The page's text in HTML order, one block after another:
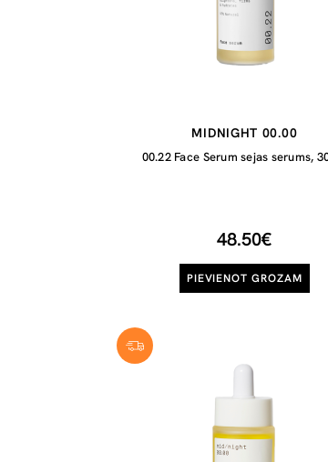
MIDNIGHT 00.00
00.22 Face Serum sejas serums,
48.50€
PIEVIENOT GROZAM